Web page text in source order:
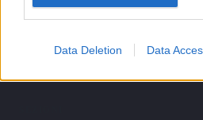
Data Deletion Data
Essere mamma, una professione a